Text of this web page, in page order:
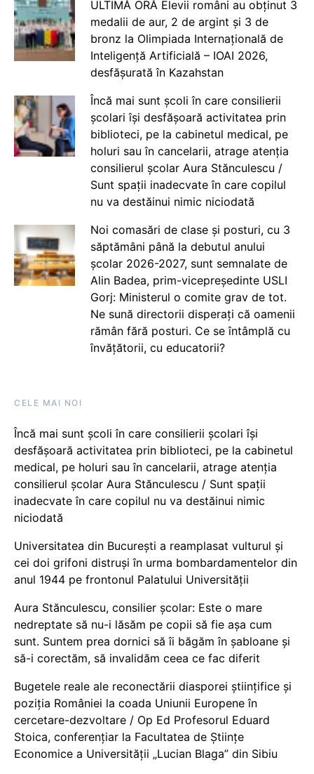
ULTIMĂ ORĂ Elevii români au obținut 3
medalii de aur, 2 de argint și 3 de
bronz la Olimpiada Internațională de
Inteligență Artificială – IOAI 2026,
desfășurată în Kazahstan
Încă mai sunt școli în care consilierii
școlari își desfășoară activitatea prin
biblioteci, pe la cabinetul medical, pe
holuri sau în cancelarii, atrage atenția
consilierul școlar Aura Stănculescu /
Sunt spații inadecvate în care copilul
nu va destăinui nimic niciodată
Noi comasări de clase și posturi, cu 3
săptămâni până la debutul anului
școlar 2026-2027, sunt semnalate de
Alin Badea, prim-vicepreședinte USLI
Gorj: Ministerul o comite grav de tot.
Ne sună directorii disperați că oamenii
rămân fără posturi. Ce se întâmplă cu
învățătorii, cu educatorii?
CELE MAI NOI
Încă mai sunt școli în care consilierii școlari își
desfășoară activitatea prin biblioteci, pe la cabinetul
medical, pe holuri sau în cancelarii, atrage atenția
consilierul școlar Aura Stănculescu / Sunt spații
inadecvate în care copilul nu va destăinui nimic
niciodată
Universitatea din București a reamplasat vulturul și
cei doi grifoni distruși în urma bombardamentelor din
anul 1944 pe frontonul Palatului Universității
Aura Stănculescu, consilier școlar: Este o mare
nedreptate să nu-i lăsăm pe copii să fie așa cum
sunt. Suntem prea dornici să îi băgăm în șabloane și
să-i corectăm, să invalidăm ceea ce fac diferit
Bugetele reale ale reconectării diasporei științifice și
poziția României la coada Uniunii Europene în
cercetare-dezvoltare / Op Ed Profesorul Eduard
Stoica, conferențiar la Facultatea de Științe
Economice a Universității „Lucian Blaga” din Sibiu